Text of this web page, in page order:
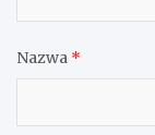
Nazwa *